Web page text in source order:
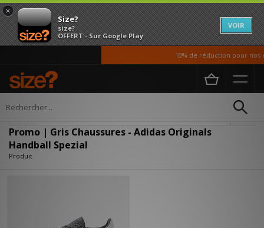
×
Size?
size?
OFFERT - Sur Google Play
VOIR
10% de réduction pour nos
Accueil Homme
Promo | Gris Chaussures - Adidas Originals
Handball Spezial
Produit